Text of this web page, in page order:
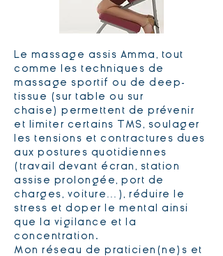
Le massage assis Amma, tout
comme les techniques de
massage sportif ou de deep-
tissue (sur table ou sur
chaise) permettent de prévenir
et limiter certains TMS, soulager
les tensions et contractures dues
aux postures quotidiennes
(travail devant écran, station
assise prolongée, port de
charges, voiture…), réduire le
stress et doper le mental ainsi
que la vigilance et la
concentration.
Mon réseau de praticien(ne)s et